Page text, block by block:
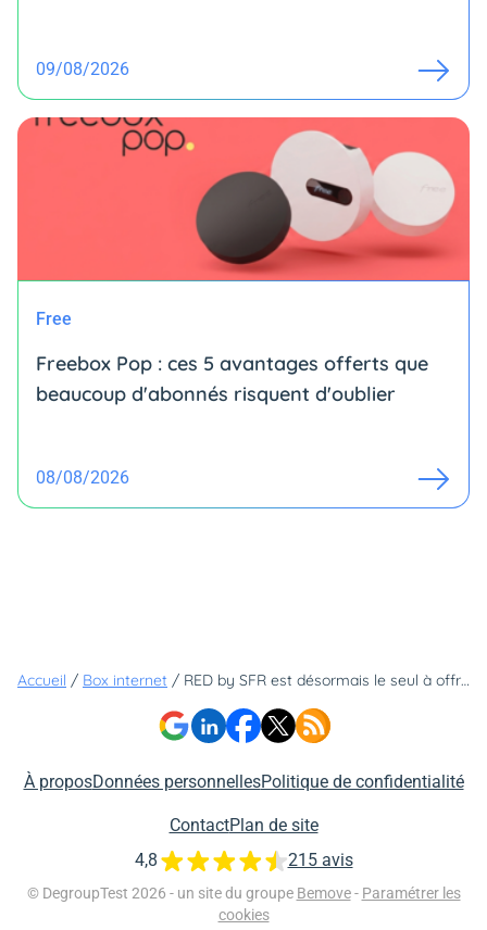
09/08/2026
Free
Freebox Pop : ces 5 avantages offerts que
beaucoup d'abonnés risquent d'oublier
08/08/2026
Accueil / Box internet / RED by SFR est désormais le seul à offrir deux mois d'abonnement sur sa box internet
À proposDonnées personnellesPolitique de confidentialité
ContactPlan de site
© DegroupTest 2026 - un site du groupe Bemove - Paramétrer les
cookies
4,8 215 avis